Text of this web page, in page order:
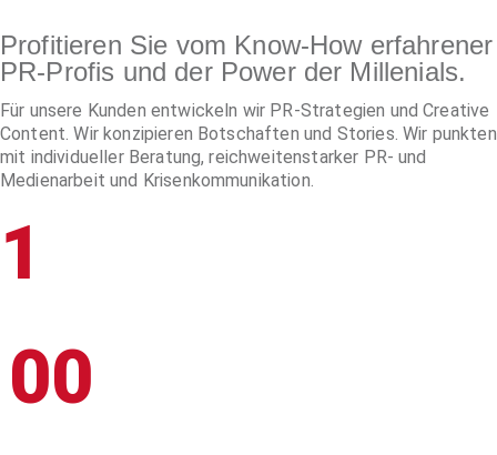
Profitieren Sie vom Know-How erfahrener
PR-Profis und der Power der Millenials.
Für unsere Kunden entwickeln wir PR-Strategien und Creative
Content. Wir konzipieren Botschaften und Stories. Wir punkten
mit individueller Beratung, reichweitenstarker PR- und
Medienarbeit und Krisenkommunikation.
1